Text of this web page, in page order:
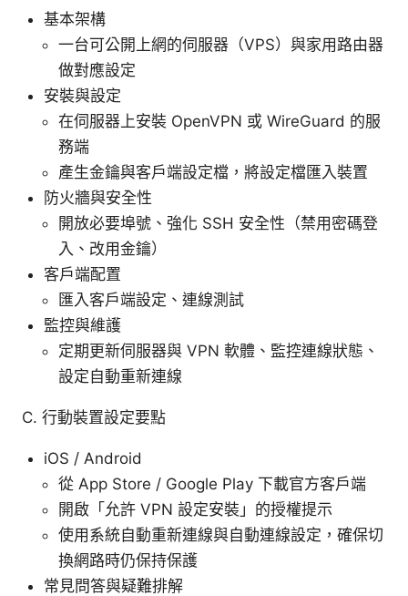
基本架構
一台可公開上網的伺服器（VPS）與家用路由器
做對應設定
安裝與設定
在伺服器上安裝 OpenVPN 或 WireGuard 的服
務端
產生金鑰與客戶端設定檔，將設定檔匯入裝置
防火牆與安全性
開放必要埠號、強化 SSH 安全性（禁用密碼登
入、改用金鑰）
客戶端配置
匯入客戶端設定、連線測試
監控與維護
定期更新伺服器與 VPN 軟體、監控連線狀態、
設定自動重新連線
C. 行動裝置設定要點
iOS / Android
從 App Store / Google Play 下載官方客戶端
開啟「允許 VPN 設定安裝」的授權提示
使用系統自動重新連線與自動連線設定，確保切
換網路時仍保持保護
常見問答與疑難排解